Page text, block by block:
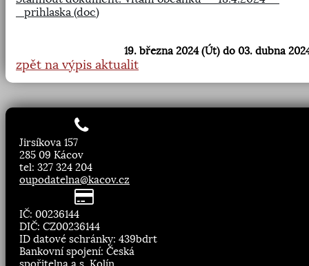
_prihlaska (doc)
19. března 2024 (Út) do 03. dubna
zpět na výpis aktualit
Jirsíkova 157
285 09 Kácov
tel: 327 324 204
oupodatelna@kacov.cz
IČ: 00236144
DIČ: CZ00236144
ID datové schránky: 439bdrt
Bankovní spojení: Česká